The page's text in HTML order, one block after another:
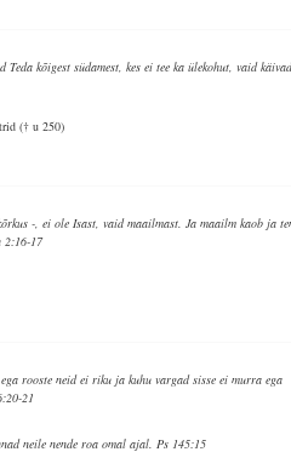
kõigest südamest, kes ei tee ka ülekohut, vaid
(† u 250)
-, ei ole Isast, vaid maailmast. Ja maailm kaob ja
2:16-17
rooste neid ei riku ja kuhu vargad sisse ei murra ega
21
neile nende roa omal ajal. Ps 145:15